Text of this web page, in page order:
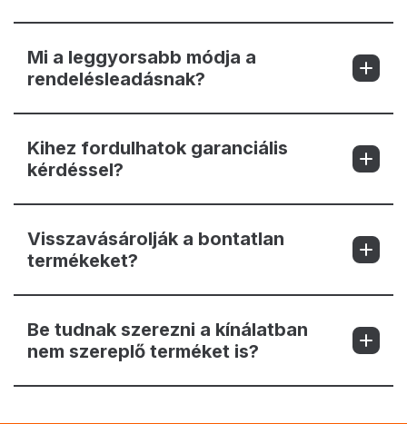
Mi a leggyorsabb módja a
rendelésleadásnak?
Kihez fordulhatok garanciális
kérdéssel?
Visszavásárolják a bontatlan
termékeket?
Be tudnak szerezni a kínálatban
nem szereplő terméket is?